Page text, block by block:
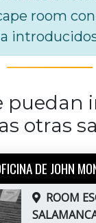
room
puedan
otras
DE JOHN
ROOM